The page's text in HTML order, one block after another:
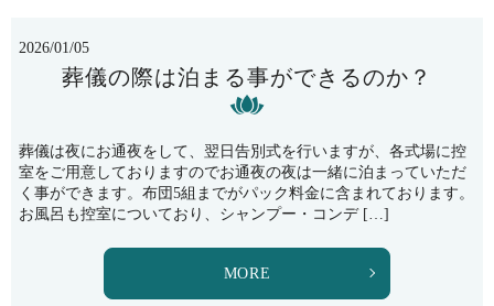
2026/01/05
葬儀の際は泊まる事ができるのか？
葬儀は夜にお通夜をして、翌日告別式を行いますが、各式場に控
室をご用意しておりますのでお通夜の夜は一緒に泊まっていただ
く事ができます。布団5組までがパック料金に含まれております。
お風呂も控室についており、シャンプー・コンデ […]
MORE